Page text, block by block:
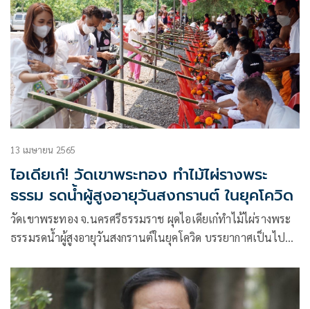
วันสงกรานต์
13 เมษายน 2565
ไอเดียเก๋! วัดเขาพระทอง ทำไม้ไผ่รางพระ
ธรรม รดน้ำผู้สูงอายุวันสงกรานต์ ในยุคโควิด
วัดเขาพระทอง จ.นครศรีธรรมราช ผุดไอเดียเก๋ทำไม้ไผ่รางพระ
ธรรมรดน้ำผู้สูงอายุวันสงกรานต์ในยุคโควิด บรรยากาศเป็นไป